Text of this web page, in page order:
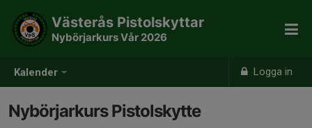
Kalender Logga in
Västerås Pistolskyttar
Nybörjarkurs Vår 2026
Nybörjarkurs Pistolskytte